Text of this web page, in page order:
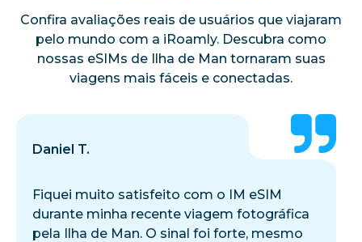
Confira avaliações reais de usuários que viajaram
pelo mundo com a iRoamly. Descubra como
nossas eSIMs de Ilha de Man tornaram suas
viagens mais fáceis e conectadas.
Daniel T.
Fiquei muito satisfeito com o IM eSIM
durante minha recente viagem fotográfica
pela Ilha de Man. O sinal foi forte, mesmo